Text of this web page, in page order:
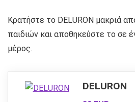
Κρατήστε το DELURON μακριά
παιδιών και αποθηκεύστε το σε
μέρος.
DELURON